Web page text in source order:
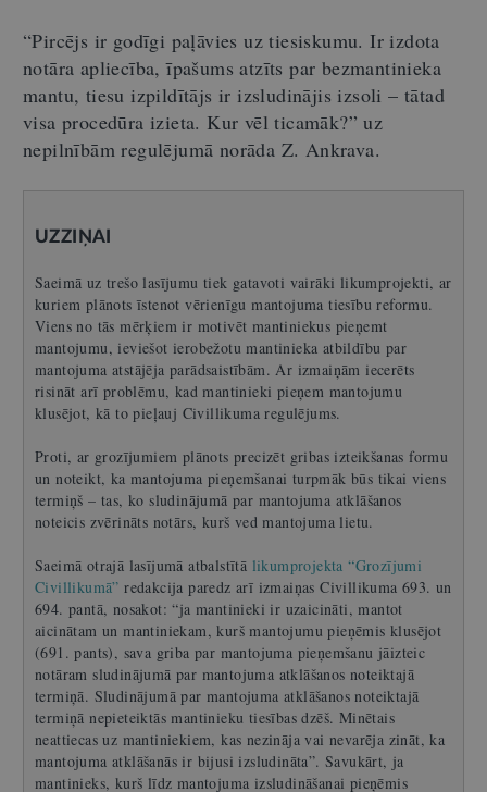
“Pircējs ir godīgi paļāvies uz tiesiskumu. Ir izdota
notāra apliecība, īpašums atzīts par bezmantinieka
mantu, tiesu izpildītājs ir izsludinājis izsoli – tātad
visa procedūra izieta. Kur vēl ticamāk?” uz
nepilnībām regulējumā norāda Z. Ankrava.
UZZIŅAI
Saeimā uz trešo lasījumu tiek gatavoti vairāki likumprojekti, ar
kuriem plānots īstenot vērienīgu mantojuma tiesību reformu.
Viens no tās mērķiem ir motivēt mantiniekus pieņemt
mantojumu, ieviešot ierobežotu mantinieka atbildību par
mantojuma atstājēja parādsaistībām. Ar izmaiņām iecerēts
risināt arī problēmu, kad mantinieki pieņem mantojumu
klusējot, kā to pieļauj Civillikuma regulējums.
Proti, ar grozījumiem plānots precizēt gribas izteikšanas formu
un noteikt, ka mantojuma pieņemšanai turpmāk būs tikai viens
termiņš – tas, ko sludinājumā par mantojuma atklāšanos
noteicis zvērināts notārs, kurš ved mantojuma lietu.
Saeimā otrajā lasījumā atbalstītā likumprojekta “Grozījumi
Civillikumā” redakcija paredz arī izmaiņas Civillikuma 693. un
694. pantā, nosakot: “ja mantinieki ir uzaicināti, mantot
aicinātam un mantiniekam, kurš mantojumu pieņēmis klusējot
(691. pants), sava griba par mantojuma pieņemšanu jāizteic
notāram sludinājumā par mantojuma atklāšanos noteiktajā
termiņā. Sludinājumā par mantojuma atklāšanos noteiktajā
termiņā nepieteiktās mantinieku tiesības dzēš. Minētais
neattiecas uz mantiniekiem, kas nezināja vai nevarēja zināt, ka
mantojuma atklāšanās ir bijusi izsludināta”. Savukārt, ja
mantinieks, kurš līdz mantojuma izsludināšanai pieņēmis